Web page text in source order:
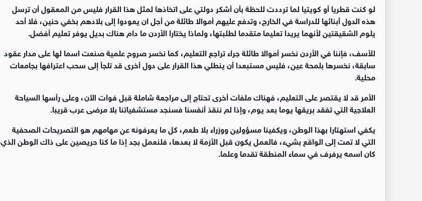
لو كنت قطريا أو كويتيا لما ترددت للحظة بأن أشكر دولتي على اتخاذها لمثل هذا القرار فليس من المعقول أن ترسل
هذه الدول أبنائها للدراسة في الخارج، وتدفع عليهم أموالا طائلة من أجل ان يعودوا إلى بلادهم بخفي حنين، فلا أحد
يلوم الشقيقتين لأنهما يريدا تعليما متقدما لطلبتها، ولماذا يختارا الأردن ما دام هناك بديل يوفر تعليم أفضل.
للأسف، فإننا في الأردن نخسر أموالا طائلة جراء تراجع التعليم، كما نخسر صروح علمية صنعت اسما لها على مدار عقود
سابقة، نخسرها بلمحة عين، فليس مستبعدا أن ينطلي هذا القرار على دول أخرى قد تلجأ إلى سحب اعترافها بجامعات
محلية.
الأمر قد لا يقتصر على التعليم، فهناك ملفات أخرى تحتاج إلى مراجعة شاملة قبل فوات الآن، وعلى رأسها السياحة
العلاجية التي تفقد بريقها يوما بعد يوم، وإذا لم ننقذ أنفسنا فسنجد مستشفياتنا بلا مرضى عرب قريبا.
يكفي استهتارا بهذا الوطن، ويكفينا مسؤولين ووزراء بلا طعم، كل ما يعرفونه عن مهامهم هو التصريحات الصحفية
التي لا تمت إلى الواقع بشيء، فالعمل يكون قبل الأزمة لا بعدها، فلنعمل بجد إذا ما كنا حريصين على ذاك الوطن الذي
كان اسمه يرفرف في سماء المنطقة تقدما وعلما.